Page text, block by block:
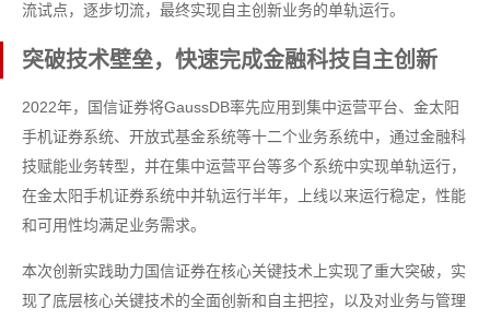
流试点，逐步切流，最终实现自主创新业务的单轨运行。
突破技术壁垒，快速完成金融科技自主创新
2022年，国信证券将GaussDB率先应用到集中运营平台、金太阳
手机证券系统、开放式基金系统等十二个业务系统中，通过金融科
技赋能业务转型，并在集中运营平台等多个系统中实现单轨运行，
在金太阳手机证券系统中并轨运行半年，上线以来运行稳定，性能
和可用性均满足业务需求。
本次创新实践助力国信证券在核心关键技术上实现了重大突破，实
现了底层核心关键技术的全面创新和自主把控，以及对业务与管理